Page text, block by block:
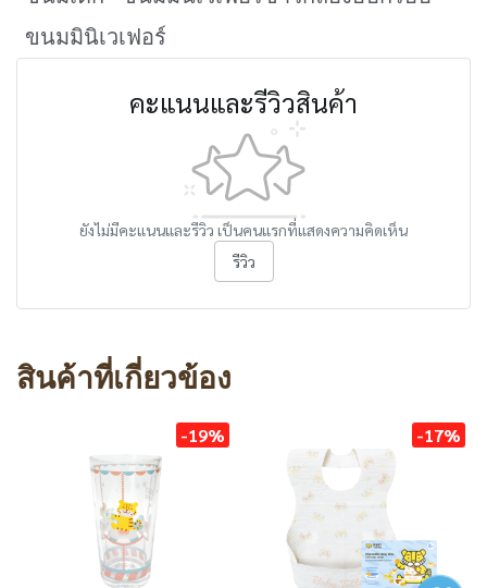
ขนมมินิเวเฟอร์
คะแนนและรีวิวสินค้า
ยังไม่มีคะแนนและรีวิว เป็นคนแรกที่แสดงความคิดเห็น
รีวิว
สินค้าที่เกี่ยวข้อง
-19% -17%